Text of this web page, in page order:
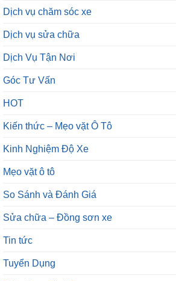
Dịch vụ chăm sóc xe
Dịch vụ sửa chữa
Dịch Vụ Tận Nơi
Góc Tư Vấn
HOT
Kiến thức – Mẹo vặt Ô Tô
Kinh Nghiệm Độ Xe
Mẹo vặt ô tô
So Sánh và Đánh Giá
Sửa chữa – Đồng sơn xe
Tin tức
Tuyển Dụng